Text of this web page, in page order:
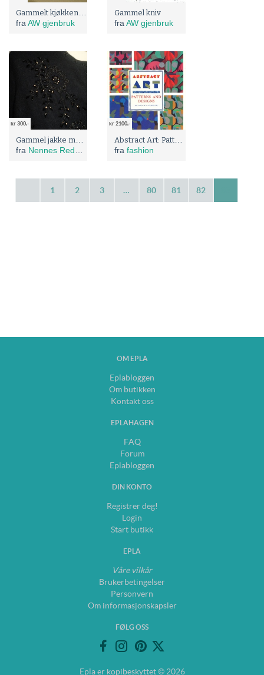
fra AW gjenbruk
Gammel kniv
fra AW gjenbruk
kr 300,-
fra Nennes Redesign
kr 2100,-
fra fashion
1 2 3 … 80 81 82
OM EPLA
Eplabloggen
Om butikken
Kontakt oss
EPLAHAGEN
FAQ
Forum
Eplabloggen
DIN KONTO
Registrer deg!
Login
Start butikk
EPLA
Våre vilkår
Brukerbetingelser
Personvern
Om informasjonskapsler
FØLG OSS
Epla er kopibeskyttet © 2026